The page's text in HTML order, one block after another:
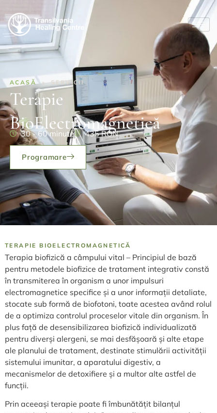
ACASĂ » SERVICII
Terapie
BioElectromagnetică
30 - 60 minute 435 RON
Programare
TERAPIE BIOELECTROMAGNETICĂ
Terapia biofizică a câmpului vital – Principiul de bază
pentru metodele biofizice de tratament integrativ constă
în transmiterea în organism a unor impulsuri
electromagnetice specifice și a unor informații detaliate,
stocate sub formă de biofotoni, toate acestea având rolul
de a optimiza controlul proceselor vitale din organism. În
plus față de desensibilizarea biofizică individualizată
pentru diverși alergeni, se mai desfășoară și alte etape
ale planului de tratament, destinate stimulării activității
sistemului imunitar, a aparatului digestiv, a
mecanismelor de detoxifiere și a multor alte astfel de
funcții.
Prin aceeași terapie poate fi îmbunătățit bilanțul